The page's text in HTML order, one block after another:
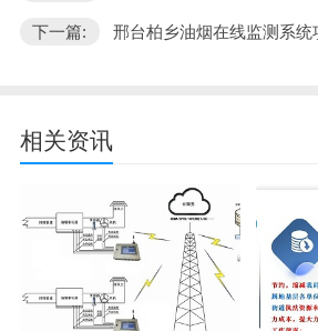
下一篇: 邢台柏乡油烟在线监测系统
相关资讯